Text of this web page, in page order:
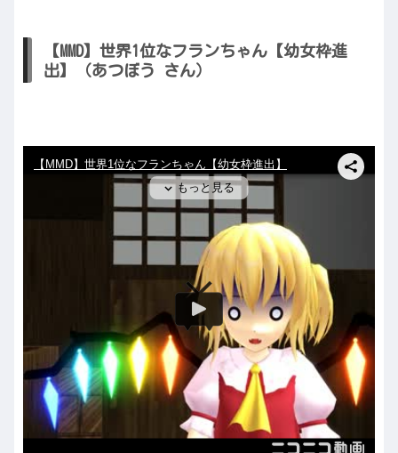
【MMD】世界1位なフランちゃん【幼女枠進
出】（あつぼう さん）